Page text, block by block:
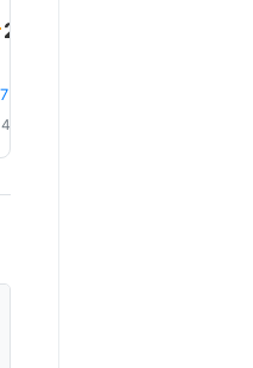
25.0°
Lietus
4.0 km/h